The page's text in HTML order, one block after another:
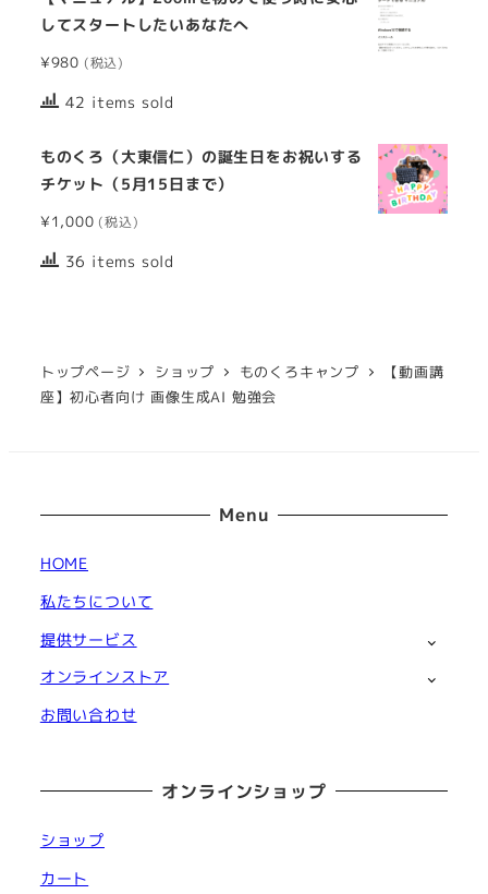
してスタートしたいあなたへ
¥980
42 items sold
ものくろ（大東信仁）の誕生日をお祝いする
チケット（5月15日まで）
¥1,000
36 items sold
トップページ ショップ ものくろキャンプ
【動画講
座】初心者向け 画像生成AI 勉強会
Menu
HOME
私たちについて
提供サービス
オンラインストア
お問い合わせ
オンラインショップ
ショップ
カート